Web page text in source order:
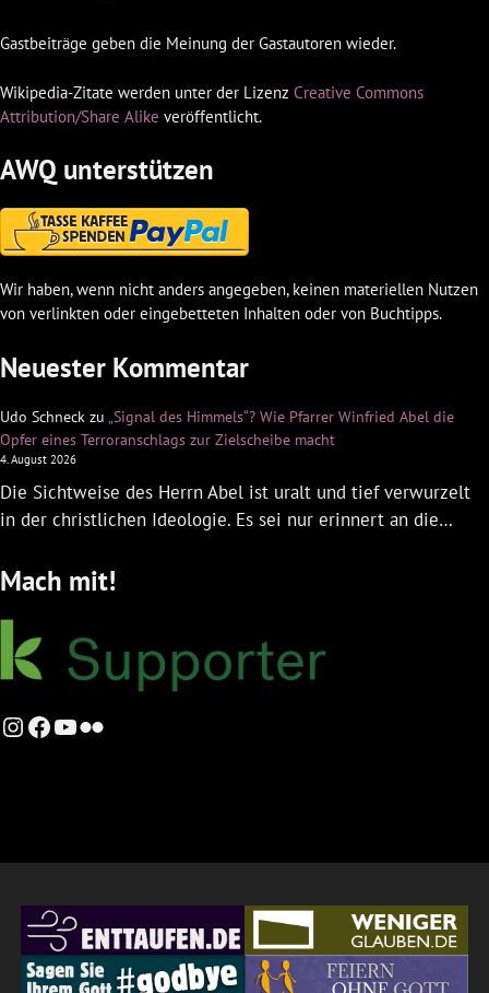
Gastbeiträge geben die Meinung der Gastautoren wieder.
Wikipedia-Zitate werden unter der Lizenz Creative Commons
Attribution/Share Alike veröffentlicht.
AWQ unterstützen
Wir haben, wenn nicht anders angegeben, keinen materiellen Nutzen
von verlinkten oder eingebetteten Inhalten oder von Buchtipps.
Neuester Kommentar
Udo Schneck zu „Signal des Himmels“? Wie Pfarrer Winfried Abel die
Opfer eines Terroranschlags zur Zielscheibe macht
4. August 2026
Die Sichtweise des Herrn Abel ist uralt und tief verwurzelt
in der christlichen Ideologie. Es sei nur erinnert an die…
Mach mit!
Instagram
Facebook
YouTube
Flickr